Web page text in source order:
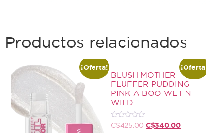
Productos relacionados
¡Oferta! ¡Oferta!
BLUSH MOTHER
FLUFFER PUDDING
PINK A BOO WET N
WILD
Valorado
con
C$425.00 C$340.00